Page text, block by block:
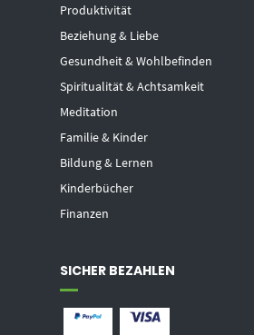
Produktivität
Beziehung & Liebe
Gesundheit & Wohlbefinden
Spiritualität & Achtsamkeit
Meditation
Familie & Kinder
Bildung & Lernen
Kinderbücher
Finanzen
SICHER BEZAHLEN